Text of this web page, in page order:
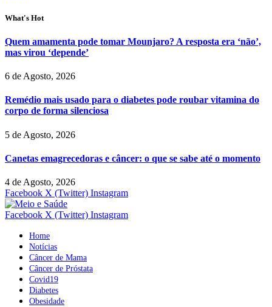
What's Hot
Quem amamenta pode tomar Mounjaro? A resposta era ‘não’,
mas virou ‘depende’
6 de Agosto, 2026
Remédio mais usado para o diabetes pode roubar vitamina do
corpo de forma silenciosa
5 de Agosto, 2026
Canetas emagrecedoras e câncer: o que se sabe até o momento
4 de Agosto, 2026
Facebook X (Twitter) Instagram
Facebook X (Twitter) Instagram
Home
Notícias
Câncer de Mama
Câncer de Próstata
Covid19
Diabetes
Obesidade